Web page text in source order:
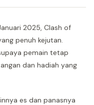
2025, Clash of
penuh kejutan.
pemain tetap
dan hadiah yang
es dan panasnya